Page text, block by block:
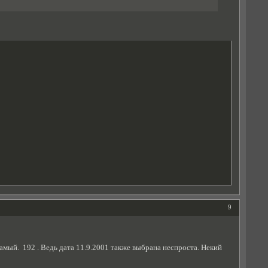
9
192 . Ведь дата 11.9.2001 также выбрана неспроста. Некий